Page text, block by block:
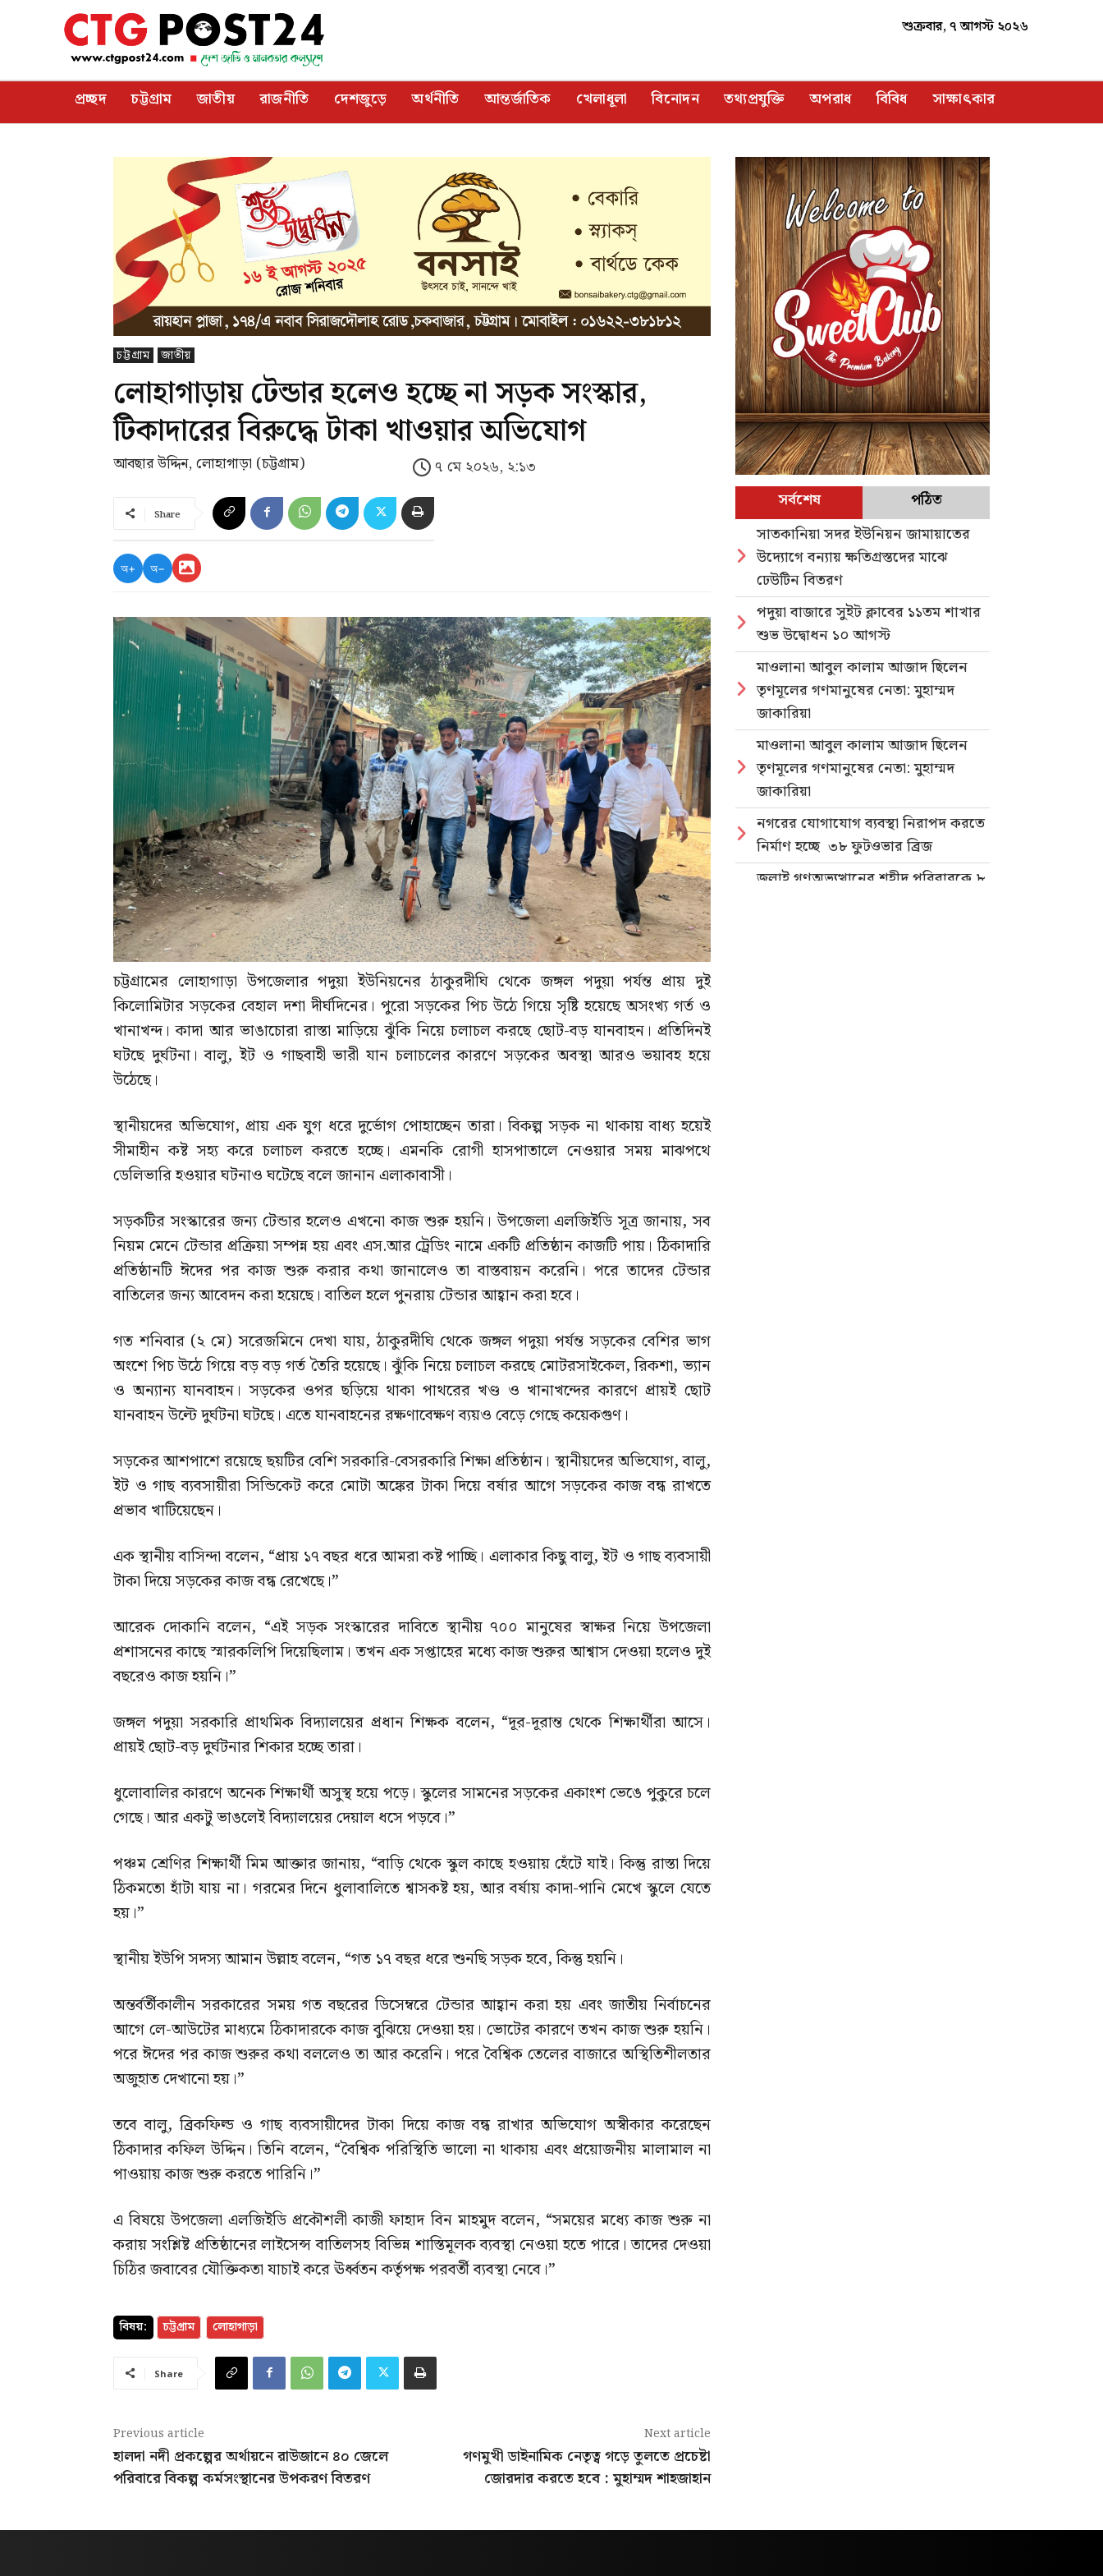
শুক্রবার, ৭ আগস্ট ২০২৬
প্রচ্ছদ চট্টগ্রাম জাতীয় রাজনীতি দেশজুড়ে অর্থনীতি আন্তর্জাতিক খেলাধূলা বিনোদন তথ্যপ্রযুক্তি অপরাধ বিবিধ সাক্ষাৎকার
চট্টগ্রাম জাতীয়
লোহাগাড়ায় টেন্ডার হলেও হচ্ছে না সড়ক সংস্কার,
টিকাদারের বিরুদ্ধে টাকা খাওয়ার অভিযোগ
আবছার উদ্দিন, লোহাগাড়া (চট্টগ্রাম) ৭ মে ২০২৬, ২:১৩
Share
অ+ অ−
চট্টগ্রামের লোহাগাড়া উপজেলার পদুয়া ইউনিয়নের ঠাকুরদীঘি থেকে জঙ্গল পদুয়া পর্যন্ত প্রায় দুই
কিলোমিটার সড়কের বেহাল দশা দীর্ঘদিনের। পুরো সড়কের পিচ উঠে গিয়ে সৃষ্টি হয়েছে অসংখ্য গর্ত ও
খানাখন্দ। কাদা আর ভাঙাচোরা রাস্তা মাড়িয়ে ঝুঁকি নিয়ে চলাচল করছে ছোট-বড় যানবাহন। প্রতিদিনই
ঘটছে দুর্ঘটনা। বালু, ইট ও গাছবাহী ভারী যান চলাচলের কারণে সড়কের অবস্থা আরও ভয়াবহ হয়ে
উঠেছে।
স্থানীয়দের অভিযোগ, প্রায় এক যুগ ধরে দুর্ভোগ পোহাচ্ছেন তারা। বিকল্প সড়ক না থাকায় বাধ্য হয়েই
সীমাহীন কষ্ট সহ্য করে চলাচল করতে হচ্ছে। এমনকি রোগী হাসপাতালে নেওয়ার সময় মাঝপথে
ডেলিভারি হওয়ার ঘটনাও ঘটেছে বলে জানান এলাকাবাসী।
সড়কটির সংস্কারের জন্য টেন্ডার হলেও এখনো কাজ শুরু হয়নি। উপজেলা এলজিইডি সূত্র জানায়, সব
নিয়ম মেনে টেন্ডার প্রক্রিয়া সম্পন্ন হয় এবং এস.আর ট্রেডিং নামে একটি প্রতিষ্ঠান কাজটি পায়। ঠিকাদারি
প্রতিষ্ঠানটি ঈদের পর কাজ শুরু করার কথা জানালেও তা বাস্তবায়ন করেনি। পরে তাদের টেন্ডার
বাতিলের জন্য আবেদন করা হয়েছে। বাতিল হলে পুনরায় টেন্ডার আহ্বান করা হবে।
গত শনিবার (২ মে) সরেজমিনে দেখা যায়, ঠাকুরদীঘি থেকে জঙ্গল পদুয়া পর্যন্ত সড়কের বেশির ভাগ
অংশে পিচ উঠে গিয়ে বড় বড় গর্ত তৈরি হয়েছে। ঝুঁকি নিয়ে চলাচল করছে মোটরসাইকেল, রিকশা, ভ্যান
ও অন্যান্য যানবাহন। সড়কের ওপর ছড়িয়ে থাকা পাথরের খণ্ড ও খানাখন্দের কারণে প্রায়ই ছোট
যানবাহন উল্টে দুর্ঘটনা ঘটছে। এতে যানবাহনের রক্ষণাবেক্ষণ ব্যয়ও বেড়ে গেছে কয়েকগুণ।
সড়কের আশপাশে রয়েছে ছয়টির বেশি সরকারি-বেসরকারি শিক্ষা প্রতিষ্ঠান। স্থানীয়দের অভিযোগ, বালু,
ইট ও গাছ ব্যবসায়ীরা সিন্ডিকেট করে মোটা অঙ্কের টাকা দিয়ে বর্ষার আগে সড়কের কাজ বন্ধ রাখতে
প্রভাব খাটিয়েছেন।
এক স্থানীয় বাসিন্দা বলেন, “প্রায় ১৭ বছর ধরে আমরা কষ্ট পাচ্ছি। এলাকার কিছু বালু, ইট ও গাছ ব্যবসায়ী
টাকা দিয়ে সড়কের কাজ বন্ধ রেখেছে।”
আরেক দোকানি বলেন, “এই সড়ক সংস্কারের দাবিতে স্থানীয় ৭০০ মানুষের স্বাক্ষর নিয়ে উপজেলা
প্রশাসনের কাছে স্মারকলিপি দিয়েছিলাম। তখন এক সপ্তাহের মধ্যে কাজ শুরুর আশ্বাস দেওয়া হলেও দুই
বছরেও কাজ হয়নি।”
জঙ্গল পদুয়া সরকারি প্রাথমিক বিদ্যালয়ের প্রধান শিক্ষক বলেন, “দূর-দূরান্ত থেকে শিক্ষার্থীরা আসে।
প্রায়ই ছোট-বড় দুর্ঘটনার শিকার হচ্ছে তারা।
ধুলোবালির কারণে অনেক শিক্ষার্থী অসুস্থ হয়ে পড়ে। স্কুলের সামনের সড়কের একাংশ ভেঙে পুকুরে চলে
গেছে। আর একটু ভাঙলেই বিদ্যালয়ের দেয়াল ধসে পড়বে।”
পঞ্চম শ্রেণির শিক্ষার্থী মিম আক্তার জানায়, “বাড়ি থেকে স্কুল কাছে হওয়ায় হেঁটে যাই। কিন্তু রাস্তা দিয়ে
ঠিকমতো হাঁটা যায় না। গরমের দিনে ধুলাবালিতে শ্বাসকষ্ট হয়, আর বর্ষায় কাদা-পানি মেখে স্কুলে যেতে
হয়।”
স্থানীয় ইউপি সদস্য আমান উল্লাহ বলেন, “গত ১৭ বছর ধরে শুনছি সড়ক হবে, কিন্তু হয়নি।
অন্তর্বর্তীকালীন সরকারের সময় গত বছরের ডিসেম্বরে টেন্ডার আহ্বান করা হয় এবং জাতীয় নির্বাচনের
আগে লে-আউটের মাধ্যমে ঠিকাদারকে কাজ বুঝিয়ে দেওয়া হয়। ভোটের কারণে তখন কাজ শুরু হয়নি।
পরে ঈদের পর কাজ শুরুর কথা বললেও তা আর করেনি। পরে বৈশ্বিক তেলের বাজারে অস্থিতিশীলতার
অজুহাত দেখানো হয়।”
তবে বালু, ব্রিকফিল্ড ও গাছ ব্যবসায়ীদের টাকা দিয়ে কাজ বন্ধ রাখার অভিযোগ অস্বীকার করেছেন
ঠিকাদার কফিল উদ্দিন। তিনি বলেন, “বৈশ্বিক পরিস্থিতি ভালো না থাকায় এবং প্রয়োজনীয় মালামাল না
পাওয়ায় কাজ শুরু করতে পারিনি।”
এ বিষয়ে উপজেলা এলজিইডি প্রকৌশলী কাজী ফাহাদ বিন মাহমুদ বলেন, “সময়ের মধ্যে কাজ শুরু না
করায় সংশ্লিষ্ট প্রতিষ্ঠানের লাইসেন্স বাতিলসহ বিভিন্ন শাস্তিমূলক ব্যবস্থা নেওয়া হতে পারে। তাদের দেওয়া
চিঠির জবাবের যৌক্তিকতা যাচাই করে ঊর্ধ্বতন কর্তৃপক্ষ পরবর্তী ব্যবস্থা নেবে।”
বিষয়: চট্টগ্রাম লোহাগাড়া
Share
Previous article
হালদা নদী প্রকল্পের অর্থায়নে রাউজানে ৪০ জেলে
পরিবারে বিকল্প কর্মসংস্থানের উপকরণ বিতরণ
Next article
গণমুখী ডাইনামিক নেতৃত্ব গড়ে তুলতে প্রচেষ্টা
জোরদার করতে হবে : মুহাম্মদ শাহজাহান
সর্বশেষ
পঠিত
সাতকানিয়া সদর ইউনিয়ন জামায়াতের
উদ্যোগে বন্যায় ক্ষতিগ্রস্তদের মাঝে
ঢেউটিন বিতরণ
পদুয়া বাজারে সুইট ক্লাবের ১১তম শাখার
শুভ উদ্বোধন ১০ আগস্ট
মাওলানা আবুল কালাম আজাদ ছিলেন
তৃণমূলের গণমানুষের নেতা: মুহাম্মদ
জাকারিয়া
মাওলানা আবুল কালাম আজাদ ছিলেন
তৃণমূলের গণমানুষের নেতা: মুহাম্মদ
জাকারিয়া
নগরের যোগাযোগ ব্যবস্থা নিরাপদ করতে
নির্মাণ হচ্ছে ৩৮ ফুটওভার ব্রিজ
জুলাই গণঅভ্যুত্থানের শহীদ পরিবারকে ৮